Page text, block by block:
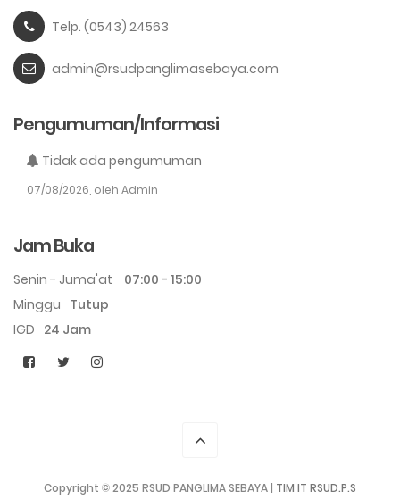
Telp. (0543) 24563
admin@rsudpanglimasebaya.com
Pengumuman/Informasi
Tidak ada pengumuman
07/08/2026, oleh Admin
Jam Buka
Senin - Juma'at
07:00 - 15:00
Minggu Tutup
IGD 24 Jam
Copyright © 2025 RSUD PANGLIMA SEBAYA | TIM IT RSUD.P.S